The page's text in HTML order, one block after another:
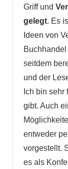
Griff und
gelegt. Es
Ideen von
seitdem
und der
Ich bin
gibt. Auch
entweder
vorgestellt.
es als